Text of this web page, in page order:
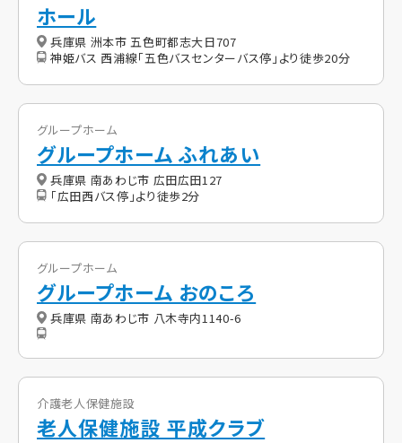
ホール
兵庫県 洲本市 五色町都志大日707
神姫バス 西浦線「五色バスセンターバス停」より徒歩20分
グループホーム
グループホーム ふれあい
兵庫県 南あわじ市 広田広田127
「広田西バス停」より徒歩2分
グループホーム
グループホーム おのころ
兵庫県 南あわじ市 八木寺内1140-6
介護老人保健施設
老人保健施設 平成クラブ